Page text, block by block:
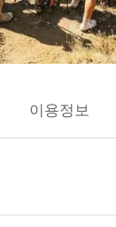
이용정보